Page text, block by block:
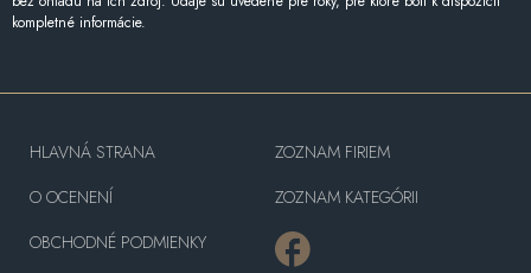
kompletné informácie.
HLAVNÁ STRANA
O OCENENÍ
OBCHODNÉ PODMIENKY
ZOZNAM FIRIEM
ZOZNAM KATEGÓRII